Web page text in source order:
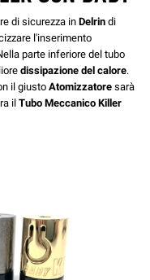
di sicurezza in Delrin di
l'inserimento
parte inferiore del tubo
dissipazione del calore.
il giusto Atomizzatore sarà
il Tubo Meccanico Killer